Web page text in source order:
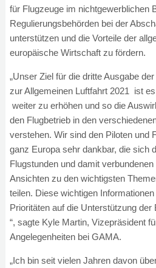
für Flugzeuge im nichtgewerblichen
Regulierungsbehörden bei der
unterstützen und die Vorteile der
europäische Wirtschaft zu fördern.
„Unser Ziel für die dritte Ausgabe
zur Allgemeinen Luftfahrt 2021 ist
weiter zu erhöhen und so die
den Flugbetrieb in den
verstehen. Wir sind den Piloten und
ganz Europa sehr dankbar, die sich
Flugstunden und damit
Ansichten zu den wichtigsten
teilen. Diese wichtigen
Prioritäten auf die Unterstützung
“, sagte Kyle Martin, Vizepräsident
Angelegenheiten bei GAMA.
„Ich bin seit vielen Jahren davon